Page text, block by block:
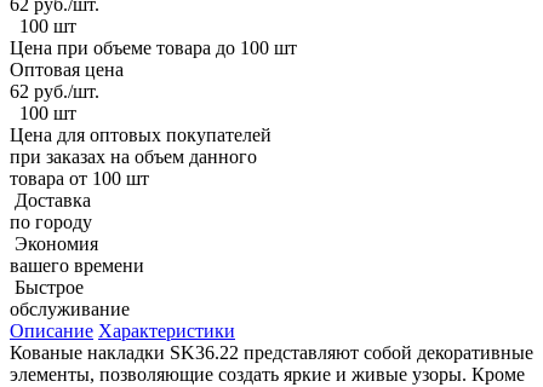
100 шт
Цена при объеме товара до 100 шт
Оптовая цена
62 руб./шт.
100 шт
Цена для оптовых покупателей
при заказах на объем данного
товара от 100 шт
Доставка
по городу
Экономия
вашего времени
Быстрое
обслуживание
Описание Характеристики
Кованые накладки SK36.22 представляют собой декоративные
элементы, позволяющие создать яркие и живые узоры. Кроме